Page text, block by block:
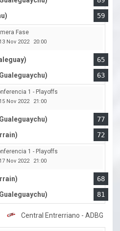
59
Fase
13 Nov 2022 20:00
65
63
1 - Playoffs
15 Nov 2022 21:00
77
72
1 - Playoffs
17 Nov 2022 21:00
68
81
Central Entrerriano - ADBG